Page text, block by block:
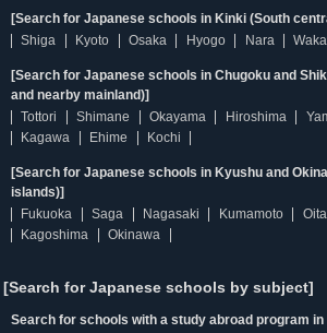
[Search for Japanese schools in Kinki (South
Shiga
Kyoto Osaka Hyogo Nara
[Search for Japanese schools in Chugoku and
and nearby mainland)]
Tottori
Shimane Okayama Hiroshima
Kagawa
Ehime Kochi
[Search for Japanese schools in Kyushu and
islands)]
Fukuoka
Saga Nagasaki Kumamoto Oita
Kagoshima
Okinawa
[Search for Japanese schools by subject]
Search for schools with a study abroad program in